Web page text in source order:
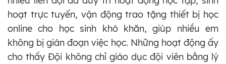
hoạt trực tuyến, vận động trao tặng thiết bị học
online cho học sinh khó khăn, giúp nhiều em
không bị gián đoạn việc học. Những hoạt động ấy
cho thấy Đội không chỉ giáo dục đội viên bằng lý